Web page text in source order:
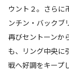
ウント２。さらに
ンチン・バックブ
再びセントーンか
も、リング中央に
戦へ好調をキープ